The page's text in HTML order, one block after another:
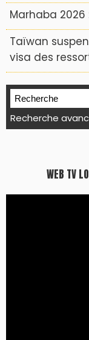
Marhaba 2026
Taïwan
visa des
Recherche